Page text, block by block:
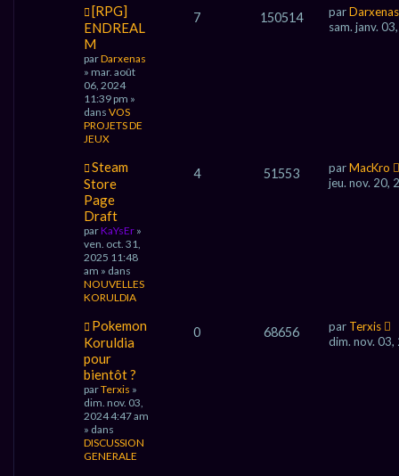
C
N
o
u
v
e
a
u
m
e
s
s
g
e
[RPG]
ENDREAL
M
parDarxenas
» mar. août
06, 2024
11:39 pm »
dans VOS
PROJETS DE
JEUX
7 150514 parDarxenas
sam. janv.
N
o
u
v
e
a
u
m
e
s
s
g
e
Steam
Store
Page
Draft
parKaYsEr »
ven. oct. 31,
2025 11:48
am » dans
NOUVELLES
KORULDIA
4 51553 parMacKro
jeu. nov. 20,
N
o
u
v
e
a
u
m
e
s
s
Pokemon
Koruldia
pour
bientôt ?
parTerxis »
dim. nov. 03,
2024 4:47 am
» dans
DISCUSSION
GENERALE
0 68656 par Terxis
dim. nov.